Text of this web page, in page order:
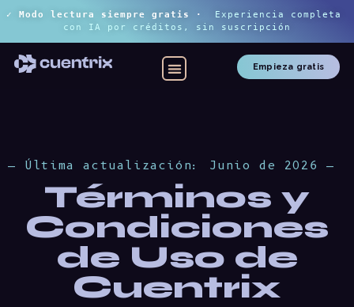
✓ Modo lectura siempre gratis ·
Experiencia completa
con IA por créditos, sin suscripción
Empieza gratis
— Última actualización: Junio de 2026 —
Términos y
Condiciones
de Uso de
Cuentrix